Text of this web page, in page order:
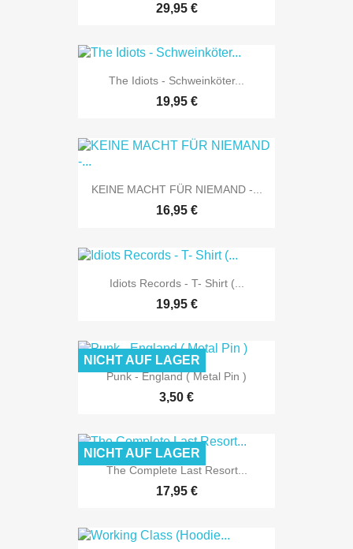
29,95 €
The Idiots - Schweinköter...
19,95 €
KEINE MACHT FÜR NIEMAND -...
16,95 €
Idiots Records - T- Shirt (...
19,95 €
Punk - England ( Metal Pin )
3,50 €
NICHT AUF LAGER
The Complete Last Resort...
17,95 €
NICHT AUF LAGER